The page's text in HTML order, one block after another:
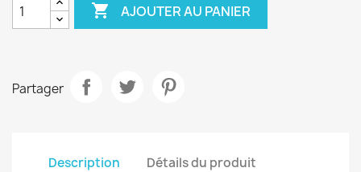
 AJOUTER AU PANIER
Partager
Description Détails du produit